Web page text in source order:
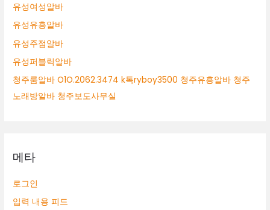
유성여성알바
유성유흥알바
유성주점알바
유성퍼블릭알바
청주룸알바 O1O.2062.3474 k톡ryboy3500 청주유흥알바 청주
노래방알바 청주보도사무실
메타
로그인
입력 내용 피드